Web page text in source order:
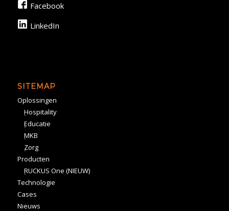
Facebook
LinkedIn
SITEMAP
Oplossingen
Hospitality
Educatie
MKB
Zorg
Producten
RUCKUS One (NIEUW)
Technologie
Cases
Nieuws